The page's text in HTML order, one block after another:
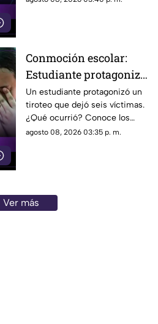
Conmoción escolar:
Estudiante protagoniza
t1r0t30 con seis
víctimas
Un estudiante protagonizó un
tiroteo que dejó seis víctimas.
¿Qué ocurrió? Conoce los
detalles de esta tragedia.
agosto 08, 2026 03:35 p. m.
Ver más